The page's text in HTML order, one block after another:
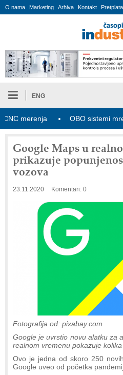
O nama Marketing Arhiva Kontakt Pretplata
ENG
merenja OBO sistemi
Google Maps u
prikazuje
vozova
23.11.2020 Komentari: 0
Fotografija od: pixabay.com
Google je uvrstio novu alatku za
realnom vremenu pokazuje
Ovo je jedna od skoro 250
Google uveo od početka